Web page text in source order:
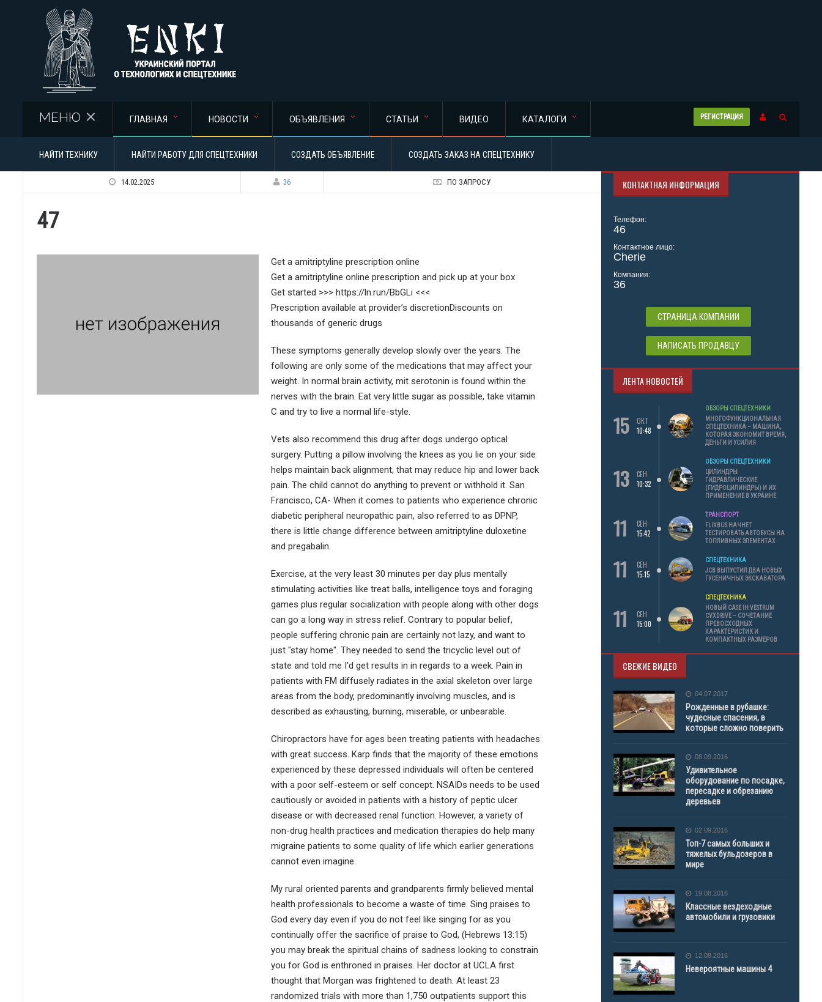
РЕГИСТРАЦИЯ
МЕНЮ ГЛАВНАЯ НОВОСТИ ОБЪЯВЛЕНИЯ СТАТЬИ ВИДЕО КАТАЛОГИ
НАЙТИ ТЕХНИКУ НАЙТИ РАБОТУ ДЛЯ СПЕЦТЕХНИКИ СОЗДАТЬ ОБЪЯВЛЕНИЕ СОЗДАТЬ ЗАКАЗ НА СПЕЦТЕХНИКУ
14.02.2025 36 ПО ЗАПРОСУ
47
Get a amitriptyline prescription online
Get a amitriptyline online prescription and pick up at your box
Get started >>> https://ln.run/BbGLi <<<
Prescription available at provider’s discretionDiscounts on
thousands of generic drugs
These symptoms generally develop slowly over the years. The
following are only some of the medications that may affect your
weight. In normal brain activity, mit serotonin is found within the
nerves with the brain. Eat very little sugar as possible, take vitamin
C and try to live a normal life-style.
Vets also recommend this drug after dogs undergo optical
surgery. Putting a pillow involving the knees as you lie on your side
helps maintain back alignment, that may reduce hip and lower back
pain. The child cannot do anything to prevent or withhold it. San
Francisco, CA- When it comes to patients who experience chronic
diabetic peripheral neuropathic pain, also referred to as DPNP,
there is little change difference between amitriptyline duloxetine
and pregabalin.
Exercise, at the very least 30 minutes per day plus mentally
stimulating activities like treat balls, intelligence toys and foraging
games plus regular socialization with people along with other dogs
can go a long way in stress relief. Contrary to popular belief,
people suffering chronic pain are certainly not lazy, and want to
just "stay home". They needed to send the tricyclic level out of
state and told me I'd get results in in regards to a week. Pain in
patients with FM diffusely radiates in the axial skeleton over large
areas from the body, predominantly involving muscles, and is
described as exhausting, burning, miserable, or unbearable.
Chiropractors have for ages been treating patients with headaches
with great success. Karp finds that the majority of these emotions
experienced by these depressed individuals will often be centered
with a poor self-esteem or self concept. NSAIDs needs to be used
cautiously or avoided in patients with a history of peptic ulcer
disease or with decreased renal function. However, a variety of
non-drug health practices and medication therapies do help many
migraine patients to some quality of life which earlier generations
cannot even imagine.
My rural oriented parents and grandparents firmly believed mental
health professionals to become a waste of time. Sing praises to
God every day even if you do not feel like singing for as you
continually offer the sacrifice of praise to God, (Hebrews 13:15)
you may break the spiritual chains of sadness looking to constrain
you for God is enthroned in praises. Her doctor at UCLA first
thought that Morgan was frightened to death. At least 23
randomized trials with more than 1,750 outpatients support this
КОНТАКТНАЯ ИНФОРМАЦИЯ
Телефон:
46
Контактное лицо:
Cherie
Компания:
36
СТРАНИЦА КОМПАНИИ
НАПИСАТЬ ПРОДАВЦУ
ЛЕНТА НОВОСТЕЙ
15
ОКТ
10:48
ОБЗОРЫ СПЕЦТЕХНИКИ
МНОГОФУНКЦИОНАЛЬНАЯ
СПЕЦТЕХНИКА – МАШИНА,
КОТОРАЯ ЭКОНОМИТ ВРЕМЯ,
ДЕНЬГИ И УСИЛИЯ
13
СЕН
10:32
ОБЗОРЫ СПЕЦТЕХНИКИ
ЦИЛИНДРЫ
ГИДРАВЛИЧЕСКИЕ
(ГИДРОЦИЛИНДРЫ) И ИХ
ПРИМЕНЕНИЕ В УКРАИНЕ
11
СЕН
15:42
ТРАНСПОРТ
FLIXBUS НАЧНЕТ
ТЕСТИРОВАТЬ АВТОБУСЫ НА
ТОПЛИВНЫХ ЭЛЕМЕНТАХ
11
СЕН
15:15
СПЕЦТЕХНИКА
JCB ВЫПУСТИЛ ДВА НОВЫХ
ГУСЕНИЧНЫХ ЭКСКАВАТОРА
11
СЕН
15:00
СПЕЦТЕХНИКА
НОВЫЙ CASE IH VESTRUM
CVXDRIVE – СОЧЕТАНИЕ
ПРЕВОСХОДНЫХ
ХАРАКТЕРИСТИК И
КОМПАКТНЫХ РАЗМЕРОВ
СВЕЖИЕ ВИДЕО
04.07.2017
Рожденные в рубашке:
чудесные спасения, в
которые сложно поверить
08.09.2016
Удивительное
оборудование по посадке,
пересадке и обрезанию
деревьев
02.09.2016
Топ-7 самых больших и
тяжелых бульдозеров в
мире
19.08.2016
Классные вездеходные
автомобили и грузовики
12.08.2016
Невероятные машины 4